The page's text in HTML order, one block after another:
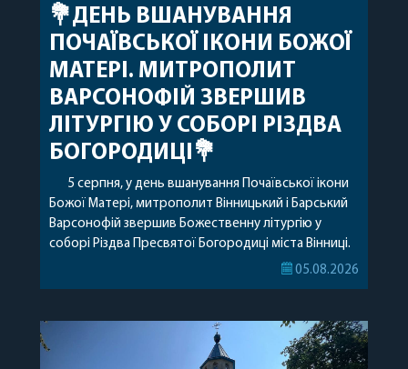
💐ДЕНЬ ВШАНУВАННЯ
ПОЧАЇВСЬКОЇ ІКОНИ БОЖОЇ
МАТЕРІ. МИТРОПОЛИТ
ВАРСОНОФІЙ ЗВЕРШИВ
ЛІТУРГІЮ У СОБОРІ РІЗДВА
БОГОРОДИЦІ💐
5 серпня, у день вшанування Почаївської ікони
Божої Матері, митрополит Вінницький і Барський
Варсонофій звершив Божественну літургію у
соборі Різдва Пресвятої Богородиці міста Вінниці.
Його Високопреосвященству співслужили
священному сані. Під час богослужіння підносилися
особливі молитви за мир в Україні, за воїнів, які
05.08.2026